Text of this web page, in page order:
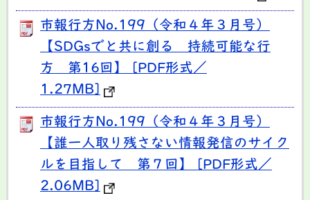
市報行方No.199（令和４年３月号）
【SDGsでと共に創る 持続可能な行
方 第16回】 [PDF形式／
1.27MB]
市報行方No.199（令和４年３月号）
【誰一人取り残さない情報発信のサイク
ルを目指して 第７回】 [PDF形式／
2.06MB]